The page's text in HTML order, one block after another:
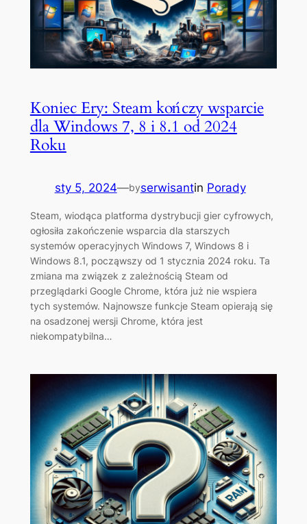
Koniec Ery: Steam kończy wsparcie
dla Windows 7, 8 i 8.1 od 2024
Roku
sty 5, 2024—byserwisantin Porady
Steam, wiodąca platforma dystrybucji gier cyfrowych,
ogłosiła zakończenie wsparcia dla starszych
systemów operacyjnych Windows 7, Windows 8 i
Windows 8.1, począwszy od 1 stycznia 2024 roku. Ta
zmiana ma związek z zależnością Steam od
przeglądarki Google Chrome, która już nie wspiera
tych systemów. Najnowsze funkcje Steam opierają się
na osadzonej wersji Chrome, która jest
niekompatybilna…